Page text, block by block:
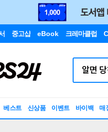
중고샵 eBook 크레마클럽
베스트 신상품 이벤트 바이백 매